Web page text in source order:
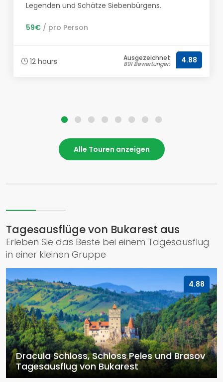
Legenden und Schätze Siebenbürgens.
59€ / pro Person
12 hours Ausgezeichnet
891 Bewertungen 4.88
Alle Touren anzeigen
Tagesausflüge von Bukarest aus
Erleben Sie das Beste bei einem Tagesausflug
in einer kleinen Gruppe
4.88
Dracula Schloss, Schloss Peles und Brasov
Tagesausflug von Bukarest